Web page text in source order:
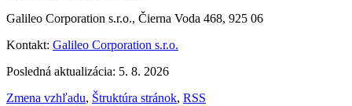
Galileo Corporation s.r.o., Čierna Voda 468, 925 06
Kontakt: Galileo Corporation s.r.o.
Posledná aktualizácia: 5. 8. 2026
Zmena vzhľadu, Štruktúra stránok, RSS